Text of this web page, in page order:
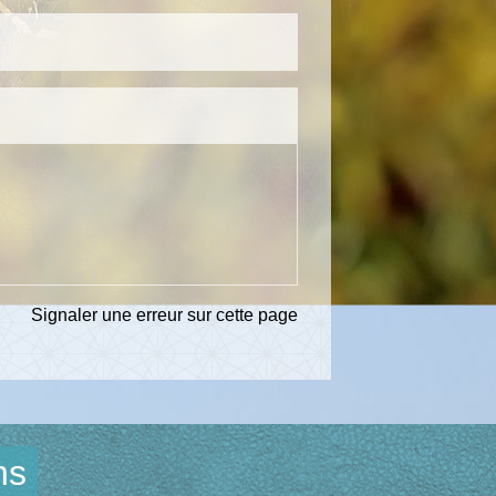
Signaler une erreur sur cette page